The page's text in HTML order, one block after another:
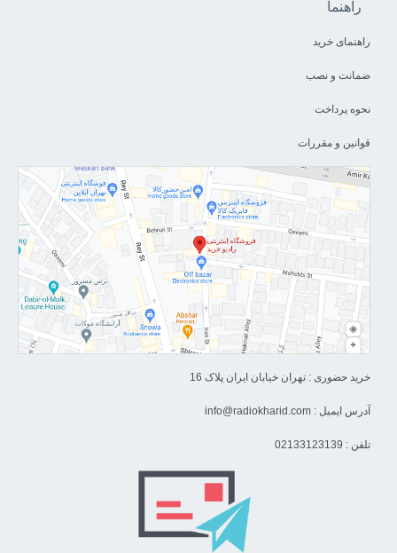
این برند در قابلیت های کاربردی و طراحی است . ساید های الجی اغلب
طراحی های خاص و جذابی دارد که اکثر محصولات این برند از نوع درب
پیشنهاد میکند . شما با مراجعه به وبلاگ رادیو خرید میتوانید از تفاوت های
این برند با رقیب اصلی خود یعنی سامسونگ مطلع شوید .
قیمت ساید بای ساید الجی :
یکی از مواردی کهخرید یخچال ساید بای ساید الجی
باید به آن توجه کنید
اینترنت اشیا است . اینترنت اشیا هم یکی از نو آوری های این برند خلاق
است که در جدیدترین تولیدات این برند دیده میشود . همین قابلیت های
کاربردی باعث شده است که الجی یکی ار برند های لاکچری بازار لوازم
خانگی ایران باشد . فروش یخچال ساید بای ساید الجی
در ایران بسیار
رفتن برند های کره ای از ایران قیمت محصولات این برند به شکل عجیبی
بالا رفت و جدا از آن نمونه های تقلبی آن از نمونه های اصلی آن بسیار
گارانتی خرید یخچال ساید بای ساید
راهنما
راهنمای خرید
ضمانت و نصب
نحوه پرداخت
قوانین و مقررات
خرید حضوری : تهران خیابان ایران پلاک 16
آدرس ایمیل : info@radiokharid.com
تلفن : 02133123139